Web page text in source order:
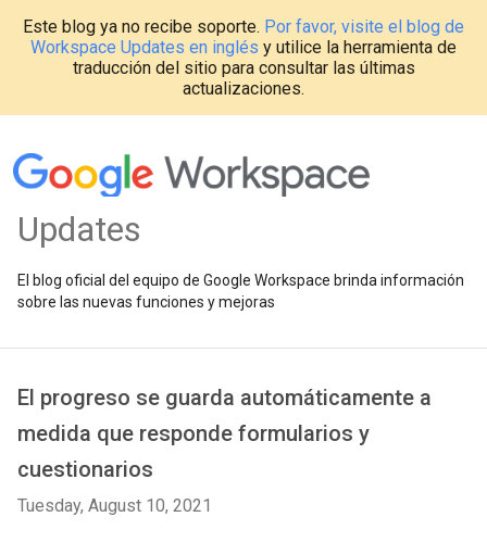
Este blog ya no recibe soporte. Por favor, visite el blog de
Workspace Updates en inglés y utilice la herramienta de
traducción del sitio para consultar las últimas
actualizaciones.
Updates
El blog oficial del equipo de Google Workspace brinda información
sobre las nuevas funciones y mejoras
El progreso se guarda automáticamente a
medida que responde formularios y
cuestionarios
Tuesday, August 10, 2021